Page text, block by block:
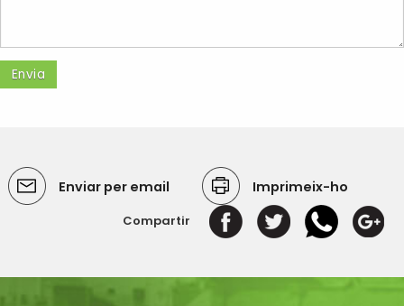
Enviar per email Imprimeix-ho
Compartir